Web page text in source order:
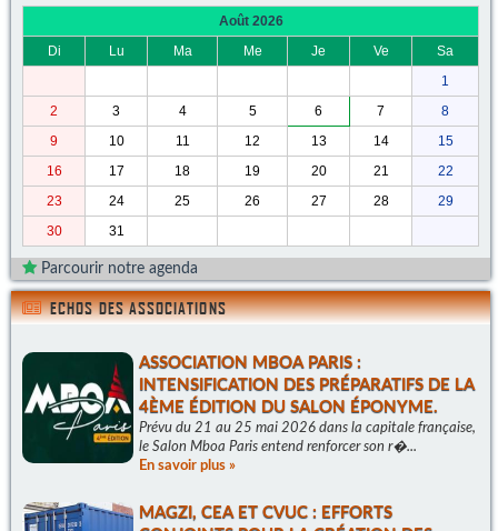
Août 2026
Di Lu Ma Me Je Ve Sa
1
2 3 4 5 6 7 8
9 10 11 12 13 14 15
16 17 18 19 20 21 22
23 24 25 26 27 28 29
30 31
Parcourir notre agenda
ECHOS DES ASSOCIATIONS
ASSOCIATION MBOA PARIS :
INTENSIFICATION DES PRÉPARATIFS DE LA
4ÈME ÉDITION DU SALON ÉPONYME.
Prévu du 21 au 25 mai 2026 dans la capitale française,
le Salon Mboa Paris entend renforcer son r�...
En savoir plus »
MAGZI, CEA ET CVUC : EFFORTS